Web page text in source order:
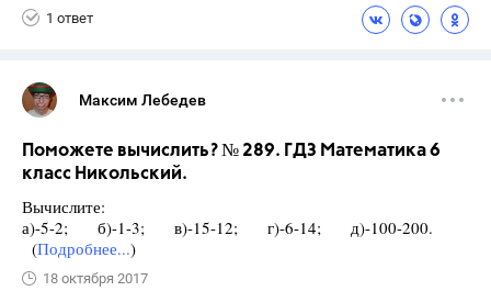
1 ответ
Максим Лебедев
Поможете вычислить? № 289. ГДЗ Математика 6
класс Никольский.
Вычислите:
а)-5-2; б)-1-3; в)-15-12; г)-6-14; д)-100-200.
(Подробнее...)
18 октября 2017